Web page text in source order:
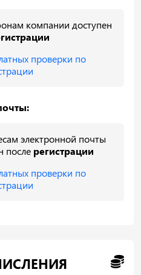
компании доступен
проверки по
электронной почты
после регистрации
проверки по